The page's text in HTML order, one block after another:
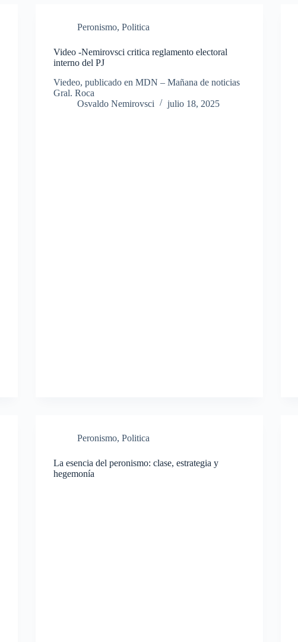
Peronismo,Politica
Video -Nemirovsci critica reglamento electoral
interno del PJ
Viedeo, publicado en MDN – Mañana de noticias
Gral. Roca
Osvaldo Nemirovsci
julio 18, 2025
Peronismo,Politica
La esencia del peronismo: clase, estrategia y
hegemonía